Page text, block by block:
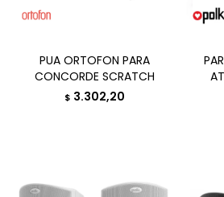
PUA ORTOFON PARA
CONCORDE SCRATCH
$ 3.302,20